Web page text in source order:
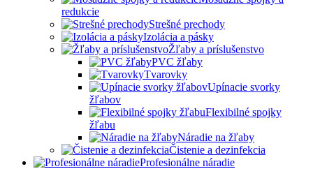
redukcie
Strešné prechody
Izolácia a pásky
Žľaby a príslušenstvo
PVC žľaby
Tvarovky
Upínacie svorky
žľabov
Flexibilné spojky
žľabu
Náradie na žľaby
Čistenie a dezinfekcia
Profesionálne náradie